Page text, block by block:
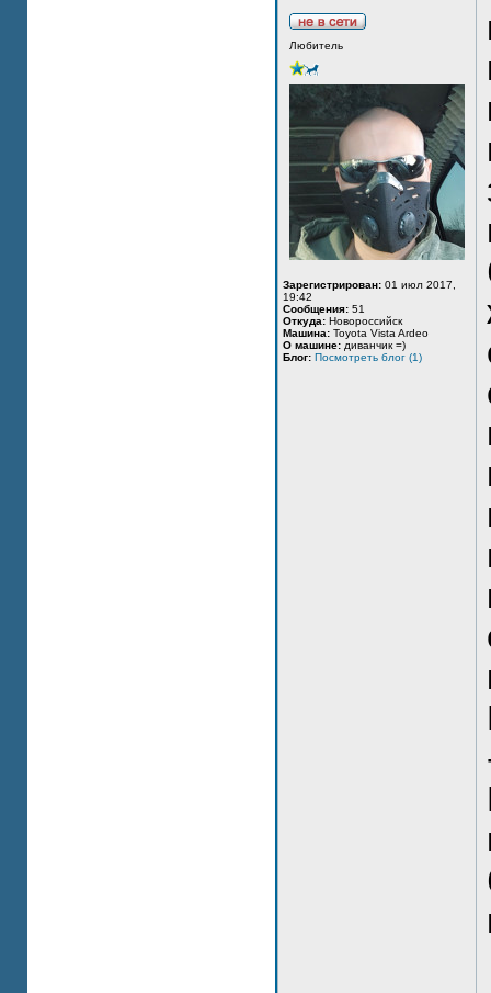
Любитель
Зарегистрирован: 01 июл 2017,
19:42
Сообщения: 51
Откуда: Новороссийск
Машина: Toyota Vista Ardeo
О машине: диванчик =)
Блог: Посмотреть блог (1)